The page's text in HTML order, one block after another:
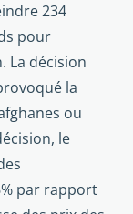
234
pour
La décision
la
ou
le
par rapport